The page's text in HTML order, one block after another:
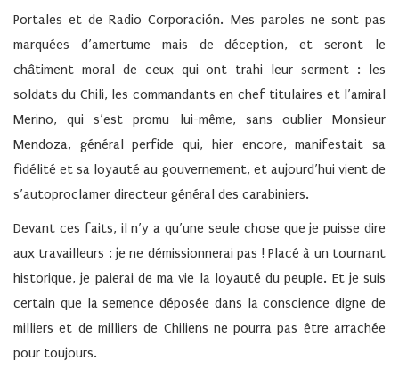
Portales et de Radio Corporación. Mes paroles ne sont pas
marquées d’amertume mais de déception, et seront le
châtiment moral de ceux qui ont trahi leur serment : les
soldats du Chili, les commandants en chef titulaires et l’amiral
Merino, qui s’est promu lui-même, sans oublier Monsieur
Mendoza, général perfide qui, hier encore, manifestait sa
fidélité et sa loyauté au gouvernement, et aujourd’hui vient de
s’autoproclamer directeur général des carabiniers.
Devant ces faits, il n’y a qu’une seule chose que je puisse dire
aux travailleurs : je ne démissionnerai pas ! Placé à un tournant
historique, je paierai de ma vie la loyauté du peuple. Et je suis
certain que la semence déposée dans la conscience digne de
milliers et de milliers de Chiliens ne pourra pas être arrachée
pour toujours.